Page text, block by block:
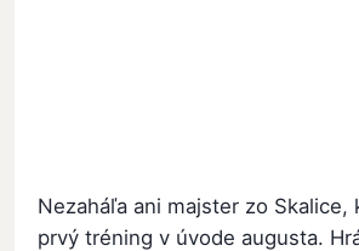
Nezaháľa ani majster zo Skalice,
prvý tréning v úvode augusta.